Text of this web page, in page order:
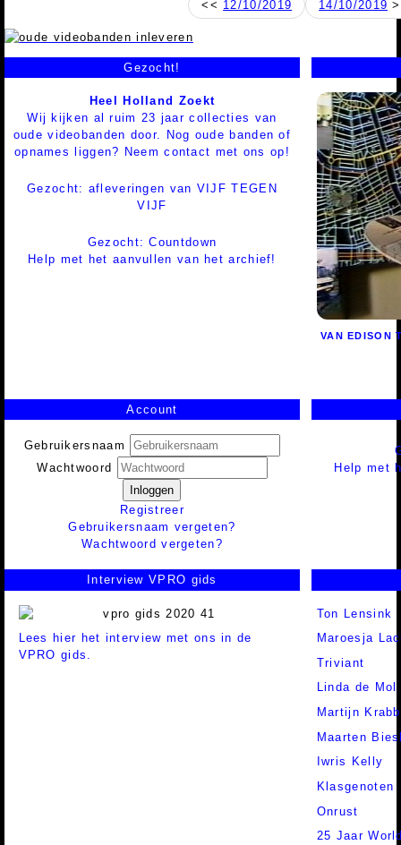
<< 12/10/2019 14/10/2019
Gezocht!
Heel Holland Zoekt
Wij kijken al ruim 23 jaar collecties van
oude videobanden door. Nog oude banden of
opnames liggen? Neem contact met ons op!
Gezocht: afleveringen van VIJF TEGEN
VIJF
Gezocht: Countdown
Help met het aanvullen van het archief!
VAN EDISON
Account
Gebruikersnaam
Wachtwoord
Inloggen
Registreer
Gebruikersnaam vergeten?
Wachtwoord vergeten?
Help met
Interview VPRO gids
Lees hier het interview met ons in de
VPRO gids.
Ton Lensink
Maroesja
Triviant
Linda de Mol
Martijn
Maarten
Iwris Kelly
Klasgenoten
Onrust
25 Jaar